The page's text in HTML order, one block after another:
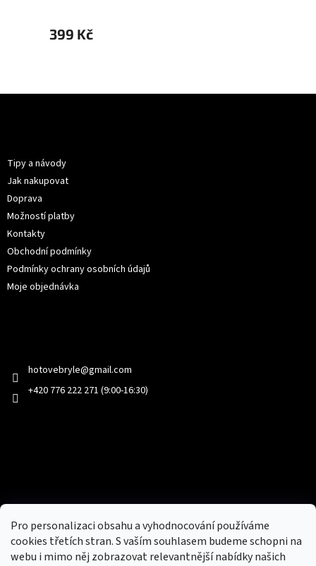
Pro personalizaci obsahu a vyhodnocování používáme
cookies třetích stran. S vaším souhlasem budeme schopni na
webu i mimo něj zobrazovat relevantnější nabídky našich
399 Kč
Tipy a návody
Jak nakupovat
Doprava
Možností platby
Kontakty
Obchodní podmínky
Podmínky ochrany osobních údajů
Moje objednávka
hotovebryle@gmail.com
+420 776 222 271 (9:00-16:30)